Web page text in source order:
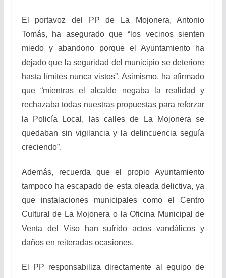
El portavoz del PP de La Mojonera, Antonio
Tomás, ha asegurado que “los vecinos sienten
miedo y abandono porque el Ayuntamiento ha
dejado que la seguridad del municipio se deteriore
hasta límites nunca vistos”. Asimismo, ha afirmado
que “mientras el alcalde negaba la realidad y
rechazaba todas nuestras propuestas para reforzar
la Policía Local, las calles de La Mojonera se
quedaban sin vigilancia y la delincuencia seguía
creciendo”.
Además, recuerda que el propio Ayuntamiento
tampoco ha escapado de esta oleada delictiva, ya
que instalaciones municipales como el Centro
Cultural de La Mojonera o la Oficina Municipal de
Venta del Viso han sufrido actos vandálicos y
daños en reiteradas ocasiones.
El PP responsabiliza directamente al equipo de